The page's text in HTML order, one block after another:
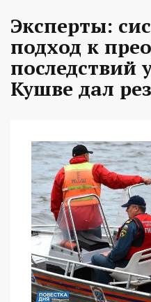
Эксперты:
подход к
последствий
Кушве дал